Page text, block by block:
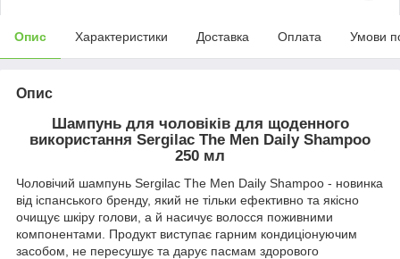
Опис Характеристики Доставка Оплата Умови
Опис
Шампунь для чоловіків для щоденного
використання Sergilac The Men Daily Shampoo
250 мл
Чоловічий шампунь Sergilac The Men Daily Shampoo - новинка
від іспанського бренду, який не тільки ефективно та якісно
очищує шкіру голови, а й насичує волосся поживними
компонентами. Продукт виступає гарним кондиціонуючим
засобом, не пересушує та дарує пасмам здорового